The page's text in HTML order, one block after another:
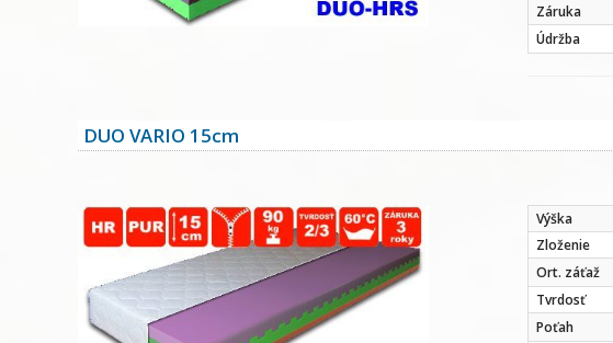
Záruka
Údržba
DUO VARIO 15cm
Výška
Zloženie
Ort. záťaž
Tvrdosť
Poťah